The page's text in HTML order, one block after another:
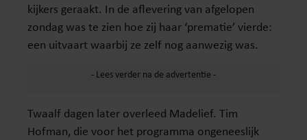
kijkers geraakt. In de aflevering van afgelopen
zondag was te zien hoe zij haar ‘prematie’ vierde:
een uitvaart waarbij ze zelf nog aanwezig was.
Twaalf dagen later overleed Madelief. Tim
Hofman, die voor het programma ongeneeslijk